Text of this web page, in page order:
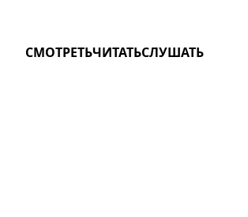
СМОТРЕТЬЧИТАТЬСЛУШАТЬ